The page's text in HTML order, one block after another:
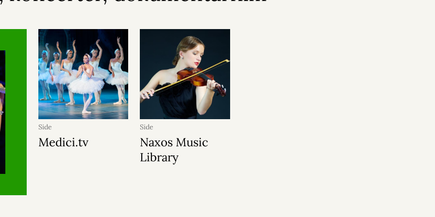
Side
Medici.tv
Side
Naxos Music
Library